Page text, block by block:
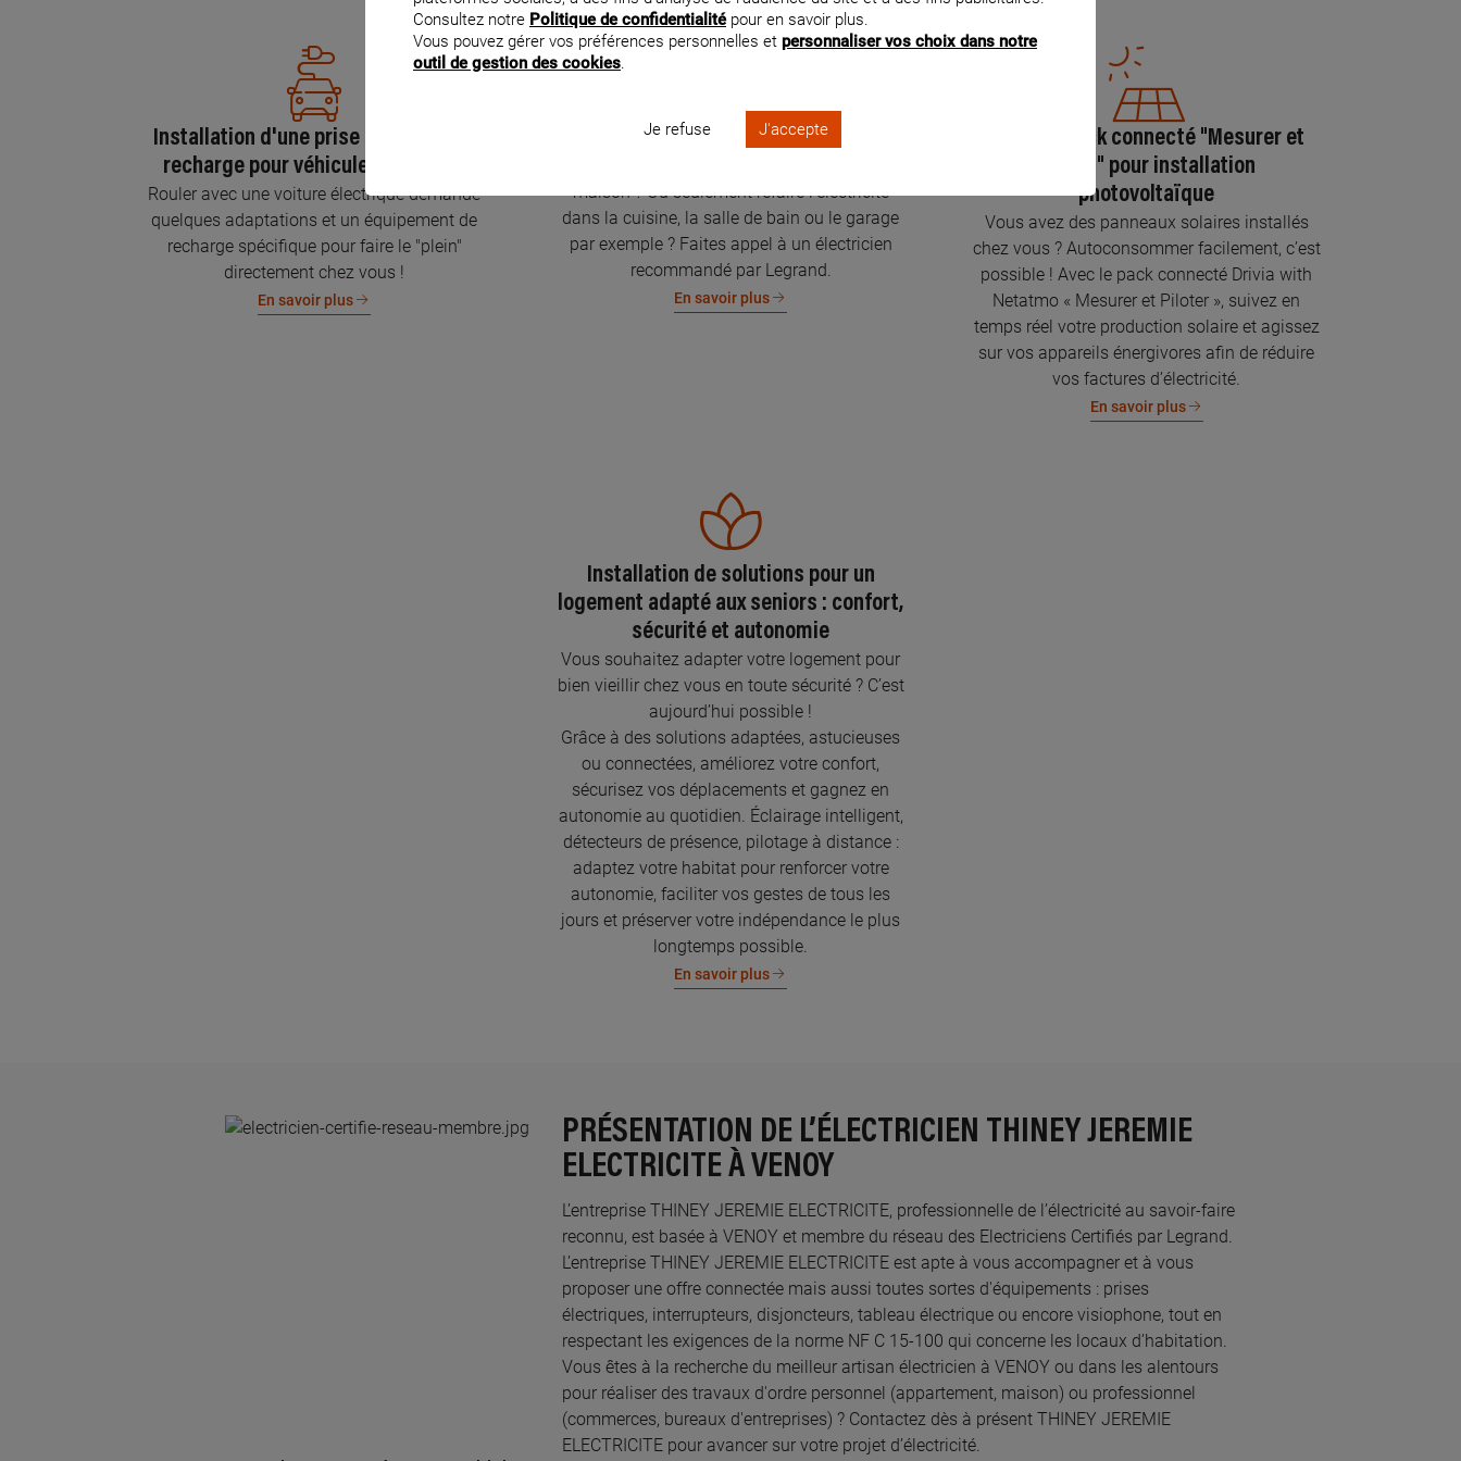
Installation d'une prise GREEN'UP de
recharge pour véhicule électrique
Rouler avec une voiture électrique demande
quelques adaptations et un équipement de
recharge spécifique pour faire le "plein"
directement chez vous !
En savoir plus
Rénovation électrique de la maison
maison ? Ou seulement refaire l'électricité
dans la cuisine, la salle de bain ou le garage
par exemple ? Faites appel à un électricien
recommandé par Legrand.
En savoir plus
Pose du pack connecté "Mesurer et
piloter" pour installation
photovoltaïque
Vous avez des panneaux solaires installés
chez vous ? Autoconsommer facilement, c’est
possible ! Avec le pack connecté Drivia with
Netatmo « Mesurer et Piloter », suivez en
temps réel votre production solaire et agissez
sur vos appareils énergivores afin de réduire
vos factures d’électricité.
En savoir plus
Installation de solutions pour un
logement adapté aux seniors : confort,
sécurité et autonomie
Vous souhaitez adapter votre logement pour
bien vieillir chez vous en toute sécurité ? C’est
aujourd’hui possible !
Grâce à des solutions adaptées, astucieuses
ou connectées, améliorez votre confort,
sécurisez vos déplacements et gagnez en
autonomie au quotidien. Éclairage intelligent,
détecteurs de présence, pilotage à distance :
adaptez votre habitat pour renforcer votre
autonomie, faciliter vos gestes de tous les
jours et préserver votre indépendance le plus
longtemps possible.
En savoir plus
PRÉSENTATION DE L’ÉLECTRICIEN THINEY JEREMIE
ELECTRICITE À VENOY
L’entreprise THINEY JEREMIE ELECTRICITE, professionnelle de l’électricité au savoir-faire
reconnu, est basée à VENOY et membre du réseau des Electriciens Certifiés par Legrand.​
L’entreprise THINEY JEREMIE ELECTRICITE est apte à vous accompagner et à vous
proposer une offre connectée mais aussi toutes sortes d'équipements : prises
électriques, interrupteurs, disjoncteurs, tableau électrique ou encore visiophone, tout en
respectant les exigences de la norme NF C 15-100 qui concerne les locaux d’habitation.
Vous êtes à la recherche du meilleur artisan électricien à VENOY ou dans les alentours
pour réaliser des travaux d'ordre personnel (appartement, maison) ou professionnel
(commerces, bureaux d'entreprises) ? Contactez dès à présent THINEY JEREMIE
ELECTRICITE pour avancer sur votre projet d’électricité.
Consultez notre Politique de confidentialitépour en savoir plus.
Vous pouvez gérer vos préférences personnelles et personnaliser vos choix dans notre
outil de gestion des cookies.
Je refuse J'accepte